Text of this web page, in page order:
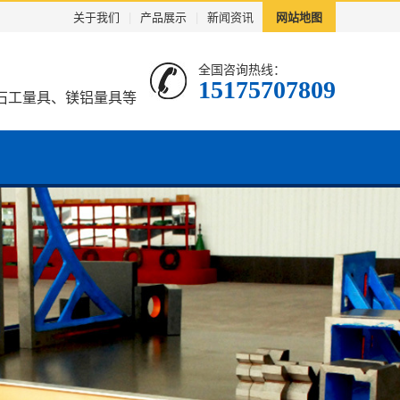
关于我们 产品展示 新闻资讯 网站地图
工量具、镁铝量具等
全国咨询热线：
15175707809